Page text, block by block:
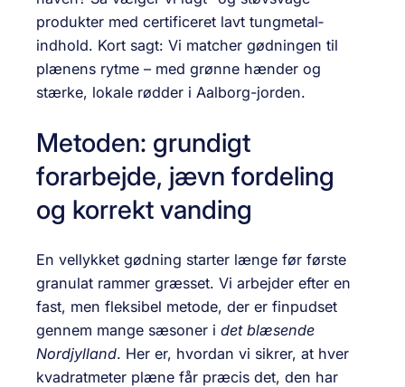
produkter med certificeret lavt tungmetal­
indhold. Kort sagt: Vi matcher gødningen til
plænens rytme – med grønne hænder og
stærke, lokale rødder i Aalborg-jorden.
Metoden: grundigt
forarbejde, jævn fordeling
og korrekt vanding
En vellykket gødning starter længe før første
granulat rammer græsset. Vi arbejder efter en
fast, men fleksibel metode, der er finpudset
gennem mange sæsoner i det blæsende
Nordjylland. Her er, hvordan vi sikrer, at hver
kvadratmeter plæne får præcis det, den har